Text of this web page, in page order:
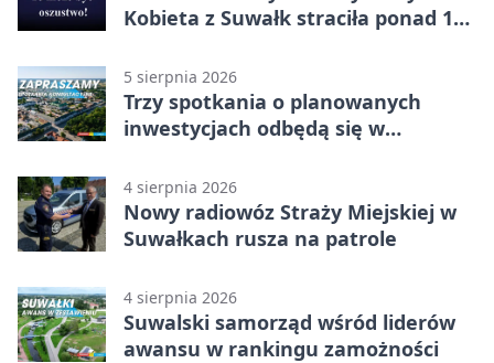
Kobieta z Suwałk straciła ponad 190
5 sierpnia 2026
Trzy spotkania o planowanych
inwestycjach odbędą się w
4 sierpnia 2026
Nowy radiowóz Straży Miejskiej w
Suwałkach rusza na patrole
4 sierpnia 2026
Suwalski samorząd wśród liderów
awansu w rankingu zamożności